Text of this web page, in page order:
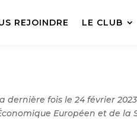
REJOINDRE LE CLUB
fois le 24 février
Européen et de la